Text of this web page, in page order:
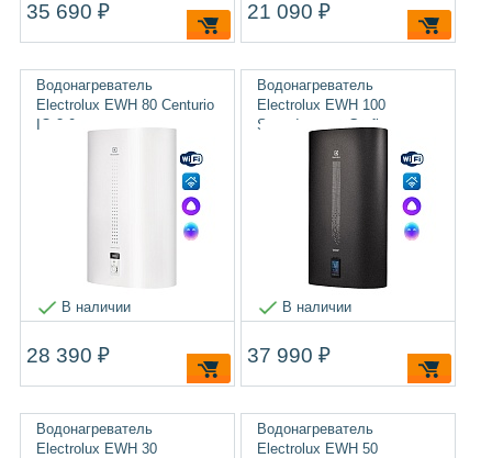
35 690 ₽ 21 090 ₽
Водонагреватель
Electrolux EWH 80 Centurio
IQ 3.0
В наличии
28 390 ₽
Водонагреватель
Electrolux EWH 100
SmartInverter Grafit
В наличии
37 990 ₽
Водонагреватель
Electrolux EWH 30
Водонагреватель
Electrolux EWH 50